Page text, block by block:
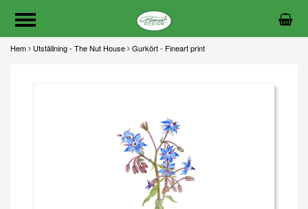
Hem Utställning - The Nut House Gurkört - Fineart print